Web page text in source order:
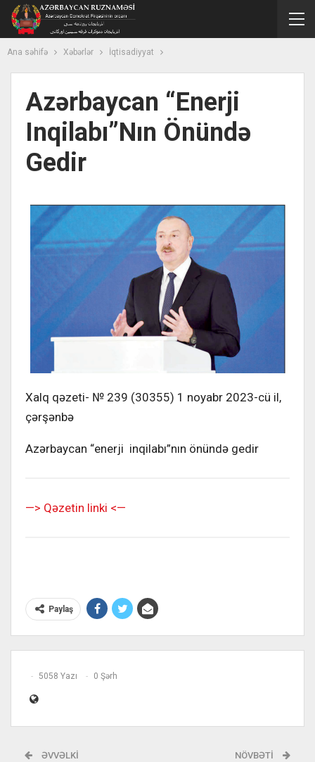
Ana səhifə Xəbərlər İqtisadiyyat
Azərbaycan “enerji
Inqilabı”nın Önündə
Gedir
Xalq qəzeti- № 239 (30355) 1 noyabr 2023-cü il,
çərşənbə
Azərbaycan “enerji inqilabı”nın önündə gedir
—> Qəzetin linki <—
Paylaş
5058 Yazı 0 Şərh
ƏVVƏLKI NÖVBƏTI